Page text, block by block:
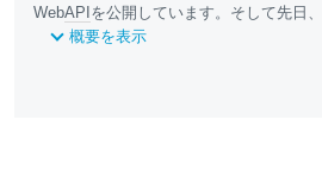
WebAPI を公開しています。そして先日、
概要を表示